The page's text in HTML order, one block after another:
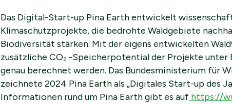
Das Digital-Start-up Pina Earth entwickelt
Klimaschutzprojekte, die bedrohte Waldgebiete
Biodiversität stärken. Mit der eigens entwickelten
zusätzliche CO₂ -Speicherpotential der Projekte unter
genau berechnet werden. Das Bundesministerium für
zeichnete 2024 Pina Earth als „Digitales Start-up des
Informationen rund um Pina Earth gibt es aufhttps://